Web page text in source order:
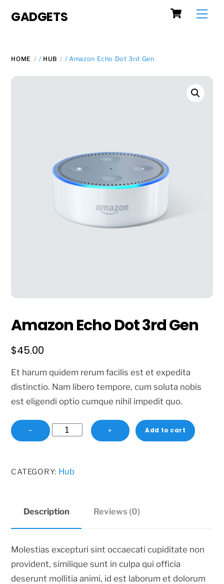
Cart
GADGETS
HOME / HUB / Amazon Echo Dot 3rd Gen
Amazon Echo Dot 3rd Gen
$45.00
Et harum quidem rerum facilis est et expedita
distinctio. Nam libero tempore, cum soluta nobis
est eligendi optio cumque nihil impedit quo.
−
Amazon
3rd
+ Add to cart
CATEGORY: Hub
Description Reviews (0)
Molestias excepturi sint occaecati cupiditate non
provident, similique sunt in culpa qui officia
deserunt mollitia animi, id est laborum et dolorum